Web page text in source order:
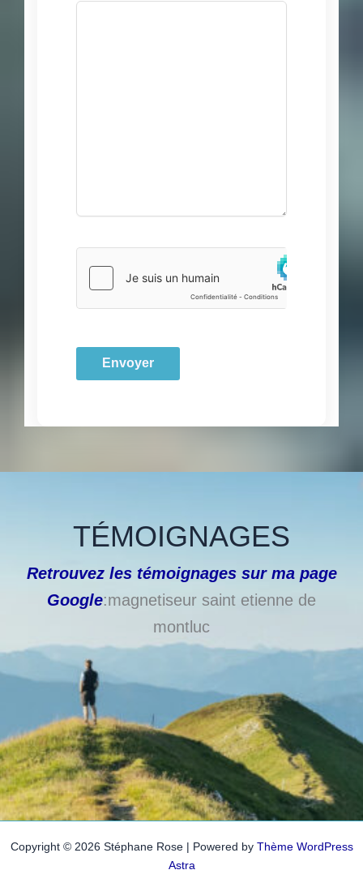
TÉMOIGNAGES
Retrouvez les témoignages sur ma page
Google:magnetiseur saint etienne de
montluc
Copyright © 2026 Stéphane Rose | Powered by Thème WordPress
Astra